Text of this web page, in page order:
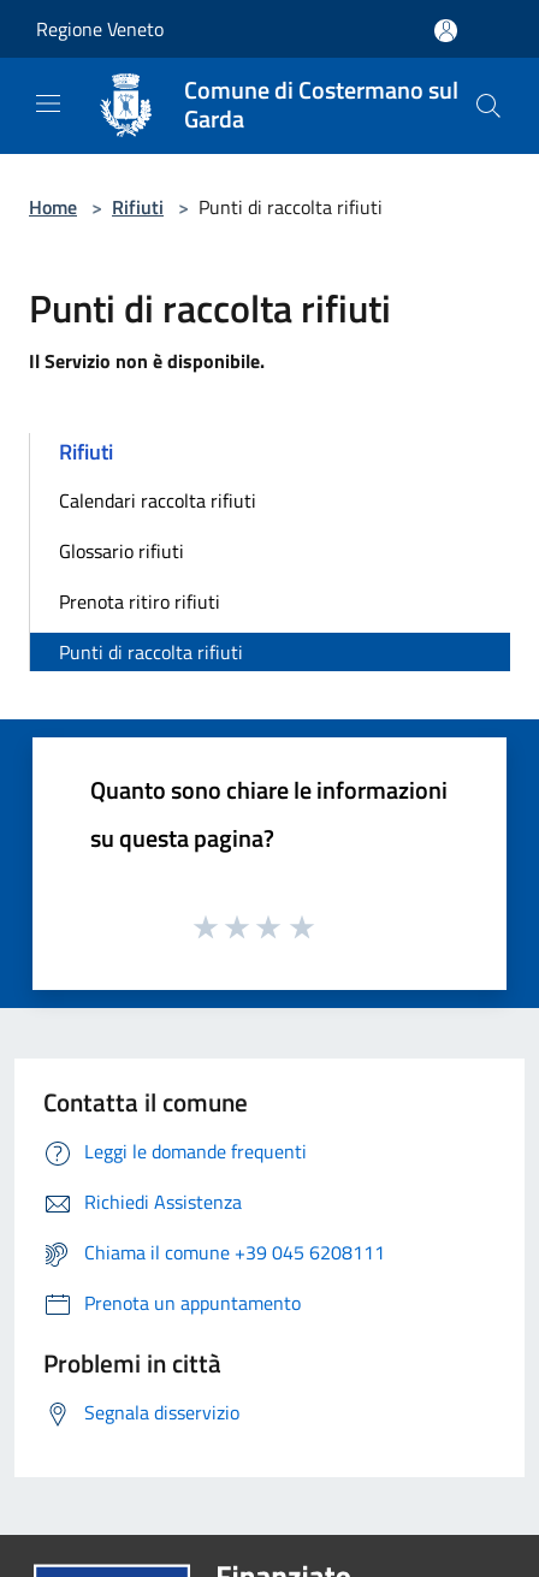
Regione Veneto
Comune di Costermano sul
Garda
Home > Rifiuti > Punti di raccolta rifiuti
Punti di raccolta rifiuti
Il Servizio non è disponibile.
Rifiuti
Calendari raccolta rifiuti
Glossario rifiuti
Prenota ritiro rifiuti
Punti di raccolta rifiuti
Quanto sono chiare le informazioni
su questa pagina?
Contatta il comune
Leggi le domande frequenti
Richiedi Assistenza
Chiama il comune +39 045 6208111
Prenota un appuntamento
Problemi in città
Segnala disservizio